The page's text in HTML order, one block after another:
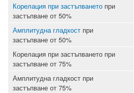
Корелация при застъпването при
застъпване от 50%
Амплитудна гладкост при
застъпване от 50%
Корелация при застъпването при
застъпване от 75%
Амплитудна гладкост при
застъпване от 75%